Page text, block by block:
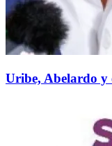
Uribe, Abelardo y